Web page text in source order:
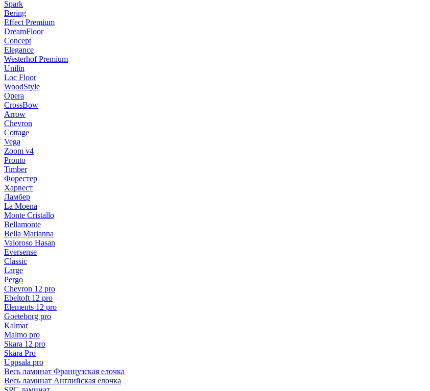
Spark
Bering
Effect Premium
DreamFloor
Concept
Elegance
Westerhof Premium
Unilin
Loc Floor
WoodStyle
Opera
CrossBow
Arrow
Chevron
Cottage
Vega
Zoom v4
Pronto
Timber
Форестер
Харвест
Ламбер
La Moena
Monte Cristallo
Bellamonte
Bella Marianna
Valoroso Hasan
Eversense
Classic
Large
Pergo
Chevron 12 pro
Ebeltoft 12 pro
Elements 12 pro
Goeteborg pro
Kalmar
Malmo pro
Skara 12 pro
Skara Pro
Uppsala pro
Весь ламинат Французская елочка
Весь ламинат Английская елочка